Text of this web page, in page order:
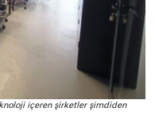
içeren şirketler şimdiden